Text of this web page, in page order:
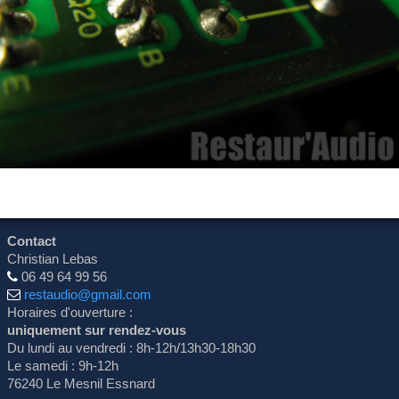
Contact
Christian Lebas
06 49 64 99 56
restaudio@gmail.com
Horaires d'ouverture :
uniquement sur rendez-vous
Du lundi au vendredi : 8h-12h/13h30-18h30
Le samedi : 9h-12h
76240 Le Mesnil Essnard